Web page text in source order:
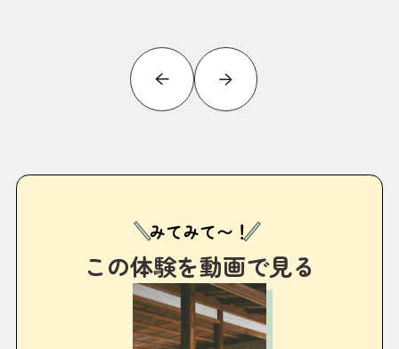
みてみて〜！
この体験を動画で見る